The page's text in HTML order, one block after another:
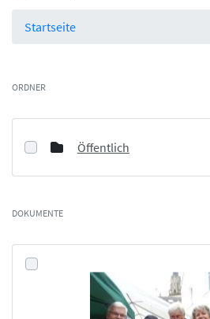
Startseite
ORDNER
Öffentlich
DOKUMENTE